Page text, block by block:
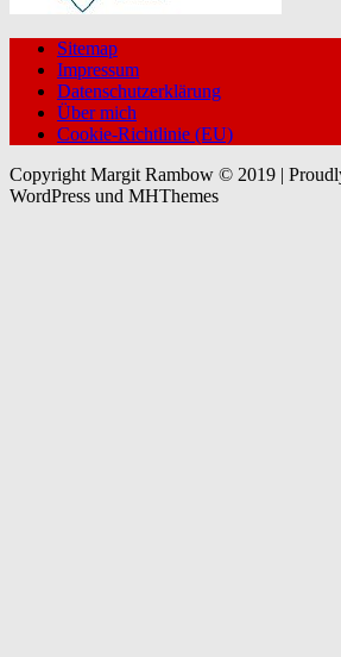
Sitemap
Impressum
Datenschutzerklärung
Über mich
Cookie-Richtlinie (EU)
Copyright Margit Rambow © 2019 |
WordPress und MHThemes